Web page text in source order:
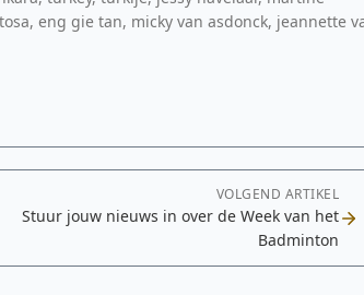
eng gie tan, micky van asdonck, jeannette
VOLGEND ARTIKEL
Stuur jouw nieuws in over de Week van het
Badminton